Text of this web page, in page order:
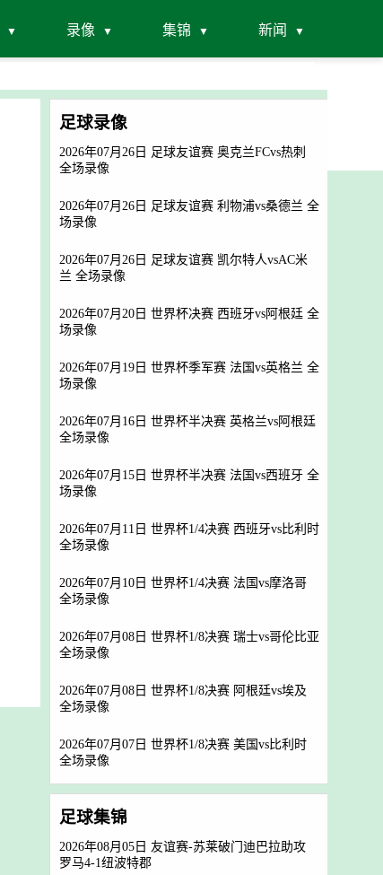
录像 集锦 新闻
足球录像
2026年07月26日 足球友谊赛 奥克兰FCvs热刺
全场录像
2026年07月26日 足球友谊赛 利物浦vs桑德兰 全
场录像
2026年07月26日 足球友谊赛 凯尔特人vsAC米
兰 全场录像
2026年07月20日 世界杯决赛 西班牙vs阿根廷 全
场录像
2026年07月19日 世界杯季军赛 法国vs英格兰 全
场录像
2026年07月16日 世界杯半决赛 英格兰vs阿根廷
全场录像
2026年07月15日 世界杯半决赛 法国vs西班牙 全
场录像
2026年07月11日 世界杯1/4决赛 西班牙vs比利时
全场录像
2026年07月10日 世界杯1/4决赛 法国vs摩洛哥
全场录像
2026年07月08日 世界杯1/8决赛 瑞士vs哥伦比亚
全场录像
2026年07月08日 世界杯1/8决赛 阿根廷vs埃及
全场录像
2026年07月07日 世界杯1/8决赛 美国vs比利时
全场录像
足球集锦
2026年08月05日 友谊赛-苏莱破门迪巴拉助攻
罗马4-1纽波特郡